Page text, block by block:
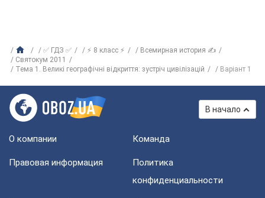
✅ ГДЗ ✅ ⚡ 8 класс ⚡
Всемирная история ✍
Святокум 2011
Тема 1. Великі географічні відкриття: зустріч цивілізацій
Варіант 1
В начало
О компании Команда
Правовая информация
Политика
конфиденциальности